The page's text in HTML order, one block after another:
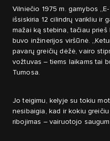
Vilniečio 1975 m. gamybos
išsiskiria 12 cilindrų varikliu ir
mažai ką stebina, tačiau
buvo inžinerijos viršūnė.
pavarų greičių dėžė, vairo
vožtuvas – tiems laikams tai
Tumosa.
Jo teigimu, kelyje su tokiu
nesibaigia, kad ir kokiu
ribojimas – vairuotojo